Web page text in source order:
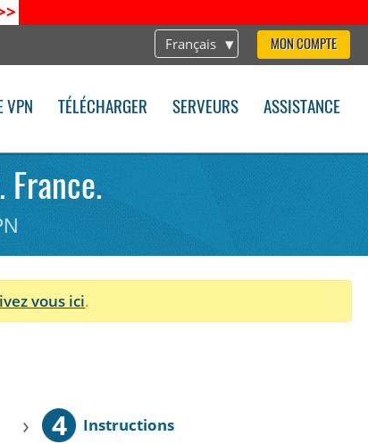
Français MON COMPTE
VPN TÉLÉCHARGER SERVEURS ASSISTANCE
France.
vous ici.
› 4 Instructions